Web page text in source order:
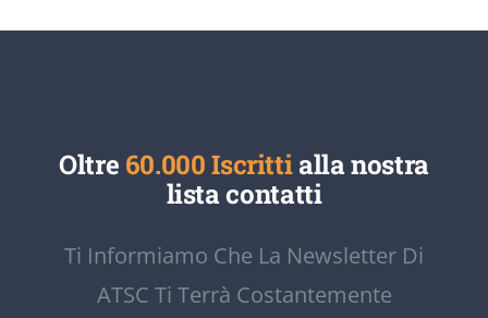
Oltre 60.000 Iscrittialla nostra
lista contatti
Ti Informiamo Che La Newsletter Di
ATSC Ti Terrà Costantemente